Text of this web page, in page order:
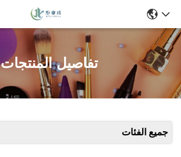
تفاصيل المنتجات
جميع الفئات